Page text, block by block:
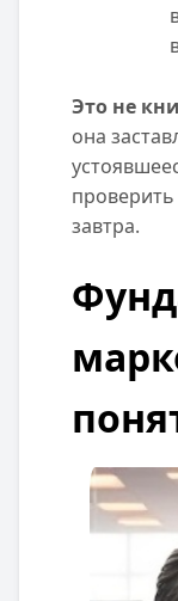
Это не
она
завтра.